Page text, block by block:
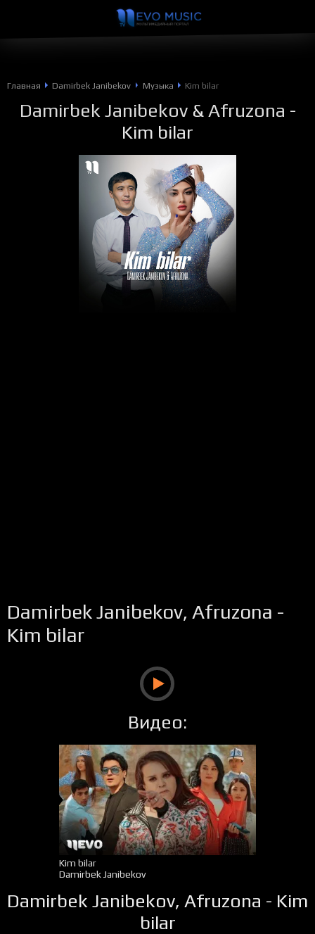
Главная Damirbek Janibekov Музыка Kim bilar
Damirbek Janibekov& Afruzona -
Kim bilar
Damirbek Janibekov, Afruzona -
Kim bilar
Видео:
Kim bilar
Damirbek Janibekov
Damirbek Janibekov, Afruzona - Kim
bilar